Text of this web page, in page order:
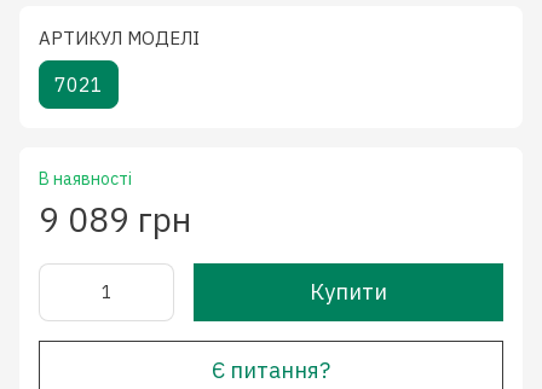
АРТИКУЛ МОДЕЛІ
7021
В наявності
9 089 грн
Купити
Є питання?